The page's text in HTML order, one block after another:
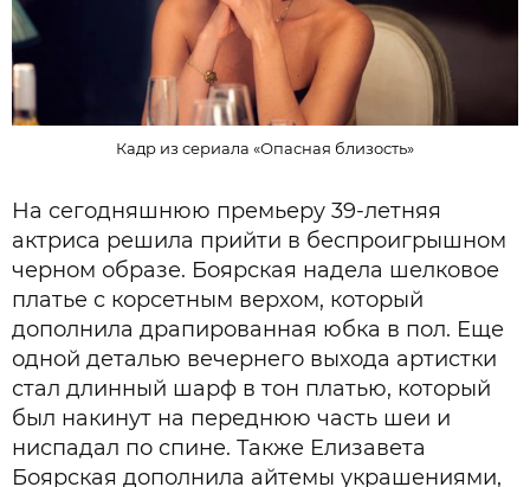
Кадр из сериала «Опасная близость»
На сегодняшнюю премьеру 39-летняя
актриса решила прийти в беспроигрышном
черном образе. Боярская надела шелковое
платье с корсетным верхом, который
дополнила драпированная юбка в пол. Еще
одной деталью вечернего выхода артистки
стал длинный шарф в тон платью, который
был накинут на переднюю часть шеи и
ниспадал по спине. Также Елизавета
Боярская дополнила айтемы украшениями,